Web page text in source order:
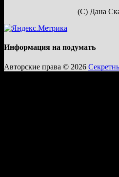
(С) Дана
Информация на подумать
Авторские права © 2026